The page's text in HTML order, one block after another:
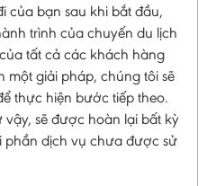
của bạn sau khi bắt đầu,
trình của chuyến du lịch
tất cả các khách hàng
giải pháp, chúng tôi sẽ
thực hiện bước tiếp theo.
sẽ được hoàn lại bất kỳ
dịch vụ chưa được sử